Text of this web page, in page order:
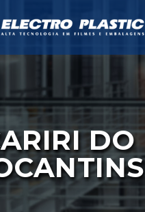
DO